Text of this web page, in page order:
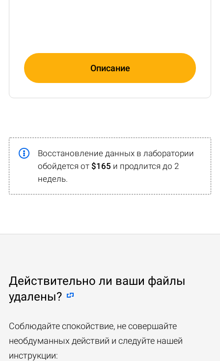
Описание
Восстановление данных в лаборатории
обойдется от $165 и продлится до 2
недель.
Действительно ли ваши файлы
удалены?
Соблюдайте спокойствие, не совершайте
необдуманных действий и следуйте нашей
инструкции: